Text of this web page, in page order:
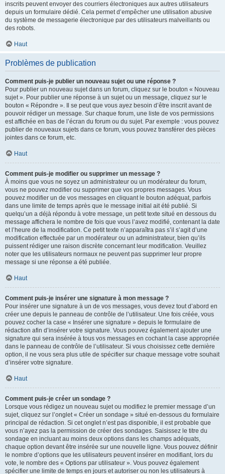
inscrits peuvent envoyer des courriers électroniques aux autres utilisateurs
depuis un formulaire dédié. Cela permet d’empêcher une utilisation abusive
du système de messagerie électronique par des utilisateurs malveillants ou
des robots.
Haut
Problèmes de publication
Comment puis-je publier un nouveau sujet ou une réponse ?
Pour publier un nouveau sujet dans un forum, cliquez sur le bouton « Nouveau
sujet ». Pour publier une réponse à un sujet ou un message, cliquez sur le
bouton « Répondre ». Il se peut que vous ayez besoin d’être inscrit avant de
pouvoir rédiger un message. Sur chaque forum, une liste de vos permissions
est affichée en bas de l’écran du forum ou du sujet. Par exemple : vous pouvez
publier de nouveaux sujets dans ce forum, vous pouvez transférer des pièces
jointes dans ce forum, etc.
Haut
Comment puis-je modifier ou supprimer un message ?
À moins que vous ne soyez un administrateur ou un modérateur du forum,
vous ne pouvez modifier ou supprimer que vos propres messages. Vous
pouvez modifier un de vos messages en cliquant le bouton adéquat, parfois
dans une limite de temps après que le message initial ait été publié. Si
quelqu’un a déjà répondu à votre message, un petit texte situé en dessous du
message affichera le nombre de fois que vous l’avez modifié, contenant la date
et l’heure de la modification. Ce petit texte n’apparaîtra pas s’il s’agit d’une
modification effectuée par un modérateur ou un administrateur, bien qu’ils
puissent rédiger une raison discrète concernant leur modification. Veuillez
noter que les utilisateurs normaux ne peuvent pas supprimer leur propre
message si une réponse a été publiée.
Haut
Comment puis-je insérer une signature à mon message ?
Pour insérer une signature à un de vos messages, vous devez tout d’abord en
créer une depuis le panneau de contrôle de l’utilisateur. Une fois créée, vous
pouvez cocher la case « Insérer une signature » depuis le formulaire de
rédaction afin d’insérer votre signature. Vous pouvez également ajouter une
signature qui sera insérée à tous vos messages en cochant la case appropriée
dans le panneau de contrôle de l’utilisateur. Si vous choisissez cette dernière
option, il ne vous sera plus utile de spécifier sur chaque message votre souhait
d’insérer votre signature.
Haut
Comment puis-je créer un sondage ?
Lorsque vous rédigez un nouveau sujet ou modifiez le premier message d’un
sujet, cliquez sur l’onglet « Créer un sondage » situé en-dessous du formulaire
principal de rédaction. Si cet onglet n’est pas disponible, il est probable que
vous n’ayez pas la permission de créer des sondages. Saisissez le titre du
sondage en incluant au moins deux options dans les champs adéquats,
chaque option devant être insérée sur une nouvelle ligne. Vous pouvez définir
le nombre d’options que les utilisateurs peuvent insérer en modifiant, lors du
vote, le nombre des « Options par utilisateur ». Vous pouvez également
spécifier une limite de temps en jours et autoriser ou non les utilisateurs à